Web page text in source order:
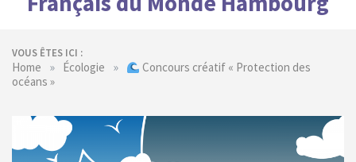
VOUS ÊTES ICI :
Home » Écologie »
Concours créatif « Protection des
océans »